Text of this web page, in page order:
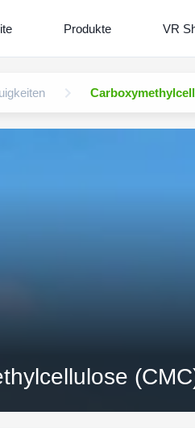
Produkte VR